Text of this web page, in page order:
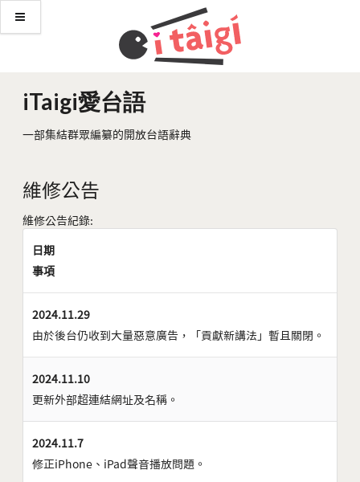
iTaigi愛台語
一部集結群眾編纂的開放台語辭典
維修公告
維修公告紀錄:
日期
事項
2024.11.29
由於後台仍收到大量惡意廣告，「貢獻新講法」暫且關閉。
2024.11.10
更新外部超連結網址及名稱。
2024.11.7
修正iPhone、iPad聲音播放問題。